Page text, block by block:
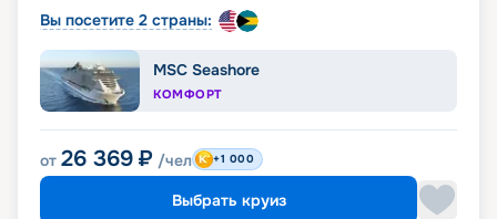
Вы посетите 2 страны:
MSC Seashore
КОМФОРТ
от 26 369 ₽ /чел +1 000
Выбрать круиз